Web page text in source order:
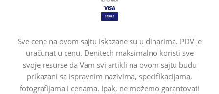
Sve cene na ovom sajtu iskazane su u dinarima. PDV je
uračunat u cenu. Denitech maksimalno koristi sve
svoje resurse da Vam svi artikli na ovom sajtu budu
prikazani sa ispravnim nazivima, specifikacijama,
fotografijama i cenama. Ipak, ne možemo garantovati